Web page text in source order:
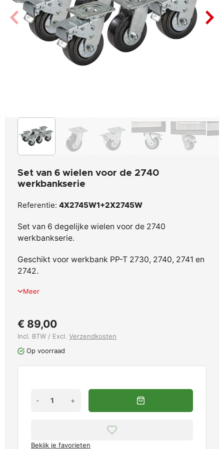
Set van 6 wielen voor de 2740
werkbankserie
Referentie: 4X2745W1+2X2745W
Set van 6 degelijke wielen voor de 2740
werkbankserie.
Geschikt voor werkbank PP-T 2730, 2740, 2741 en
2742.
Meer
€ 89,00
Incl. BTW / Excl. Verzendkosten
Op voorraad
- +
Bekijk je favorieten